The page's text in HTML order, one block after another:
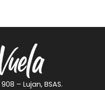
– Lujan, BSAS.